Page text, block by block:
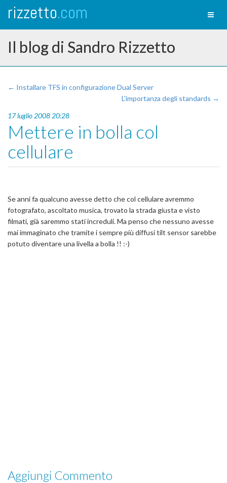
rizzetto.com
Il blog di Sandro Rizzetto
← Installare TFS in configurazione Dual Server
L'importanza degli standards →
17 luglio 2008 20:28
Mettere in bolla col
cellulare
Se anni fa qualcuno avesse detto che col cellulare avremmo
fotografato, ascoltato musica, trovato la strada giusta e visto
filmati, già saremmo stati increduli. Ma penso che nessuno avesse
mai immaginato che tramite i sempre più diffusi tilt sensor sarebbe
potuto diventare una livella a bolla !! :-)
Aggiungi Commento